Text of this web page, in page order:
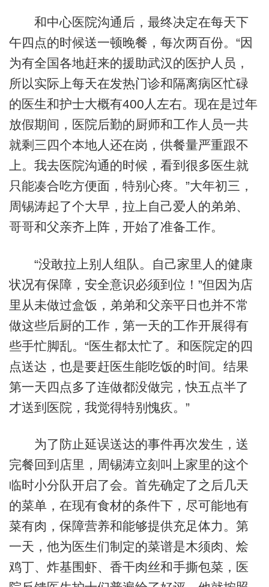
和中心医院沟通后，最终决定在每天下
午四点的时候送一顿晚餐，每次两百份。“因
为有全国各地赶来的援助武汉的医护人员，
所以实际上每天在发热门诊和隔离病区忙碌
的医生和护士大概有400人左右。现在是过年
放假期间，医院后勤的厨师和工作人员一共
就剩三四个本地人还在岗，供餐量严重跟不
上。我去医院沟通的时候，看到很多医生就
只能凑合吃方便面，特别心疼。”大年初三，
周锡涛起了个大早，拉上自己爱人的弟弟、
哥哥和父亲齐上阵，开始了准备工作。
“没敢拉上别人组队。自己家里人的健康
状况有保障，安全意识必须到位！”但因为店
里从未做过盒饭，弟弟和父亲平日也并不常
做这些后厨的工作，第一天的工作开展得有
些手忙脚乱。“医生都太忙了。和医院定的四
点送达，也是要赶医生能吃饭的时间。结果
第一天四点多了连做都没做完，快五点半了
才送到医院，我觉得特别愧疚。”
为了防止延误送达的事件再次发生，送
完餐回到店里，周锡涛立刻叫上家里的这个
临时小分队开启了会。首先确定了之后几天
的菜单，在现有食材的条件下，尽可能地有
菜有肉，保障营养和能够提供充足体力。第
一天，他为医生们制定的菜谱是木须肉、烩
鸡丁、炸基围虾、香干肉丝和手撕包菜，医